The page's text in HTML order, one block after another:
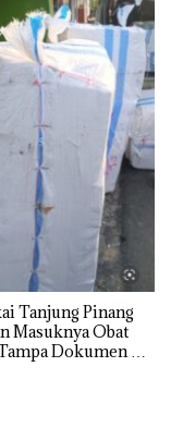
Tanjung Pinang
Obat